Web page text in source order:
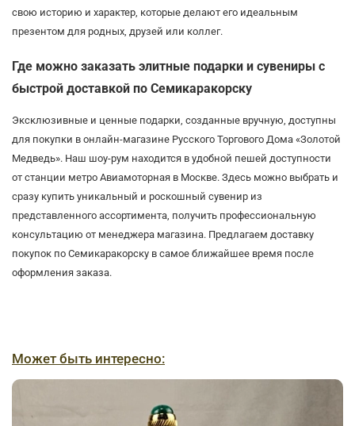
свою историю и характер, которые делают его идеальным
презентом для родных, друзей или коллег.
Где можно заказать элитные подарки и сувениры с
быстрой доставкой по Семикаракорску
Эксклюзивные и ценные подарки, созданные вручную, доступны
для покупки в онлайн-магазине Русского Торгового Дома «Золотой
Медведь». Наш шоу-рум находится в удобной пешей доступности
от станции метро Авиамоторная в Москве. Здесь можно выбрать и
сразу купить уникальный и роскошный сувенир из
представленного ассортимента, получить профессиональную
консультацию от менеджера магазина. Предлагаем доставку
покупок по Семикаракорску в самое ближайшее время после
оформления заказа.
Может быть интересно: